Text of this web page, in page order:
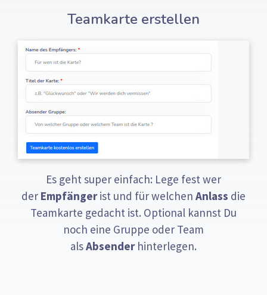
Teamkarte erstellen
Es geht super einfach: Lege fest wer
der Empfängerist und für welchen Anlass die
Teamkarte gedacht ist. Optional kannst Du
noch eine Gruppe oder Team
alsAbsenderhinterlegen.